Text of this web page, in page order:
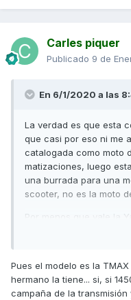
Carles piquer
Publicado 9 de
En 6/1/2020 a las
La verdad es que esta
que casi por eso ni me
catalogada como moto
matizaciones, luego
una burrada para una
scooter, no es la moto
Por menos que vale la
F800R que es mas
no estuvo mal, pero
compañero que vino de
Pues el modelo es la
hermano la tiene... si, si
campaña de la